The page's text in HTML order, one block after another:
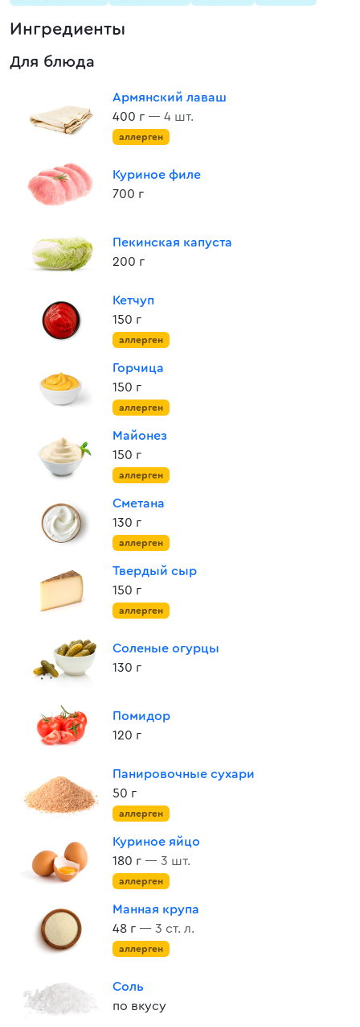
Ингредиенты
Для блюда
Армянский лаваш
400 г — 4 шт.
аллерген
Куриное филе
700 г
Пекинская капуста
200 г
Кетчуп
150 г
аллерген
Горчица
150 г
аллерген
Майонез
150 г
аллерген
Сметана
130 г
аллерген
Твердый сыр
150 г
аллерген
Соленые огурцы
130 г
Помидор
120 г
Панировочные сухари
50 г
аллерген
Куриное яйцо
180 г — 3 шт.
аллерген
Манная крупа
48 г — 3 ст. л.
аллерген
Соль
по вкусу